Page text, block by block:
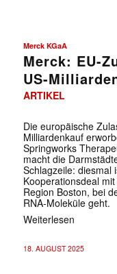
Merck KGaA
Merck: EU-
US-
ARTIKEL
Die europäische
Milliardenkauf
Springworks
macht die
Schlagzeile: diesmal
Kooperationsdeal
Region Boston, bei
RNA-Moleküle geht.
Weiterlesen
18. AUGUST 2025